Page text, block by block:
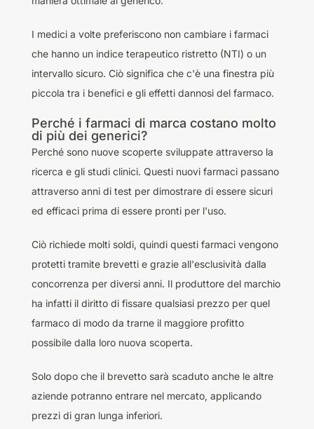
I medici a volte preferiscono non cambiare i farmaci
che hanno un indice terapeutico ristretto (NTI) o un
intervallo sicuro. Ciò significa che c'è una finestra più
piccola tra i benefici e gli effetti dannosi del farmaco.
Perché i farmaci di marca costano molto
di più dei generici?
Perché sono nuove scoperte sviluppate attraverso la
ricerca e gli studi clinici. Questi nuovi farmaci passano
attraverso anni di test per dimostrare di essere sicuri
ed efficaci prima di essere pronti per l'uso.
Ciò richiede molti soldi, quindi questi farmaci vengono
protetti tramite brevetti e grazie all'esclusività dalla
concorrenza per diversi anni. Il produttore del marchio
ha infatti il diritto di fissare qualsiasi prezzo per quel
farmaco di modo da trarne il maggiore profitto
possibile dalla loro nuova scoperta.
Solo dopo che il brevetto sarà scaduto anche le altre
aziende potranno entrare nel mercato, applicando
prezzi di gran lunga inferiori.